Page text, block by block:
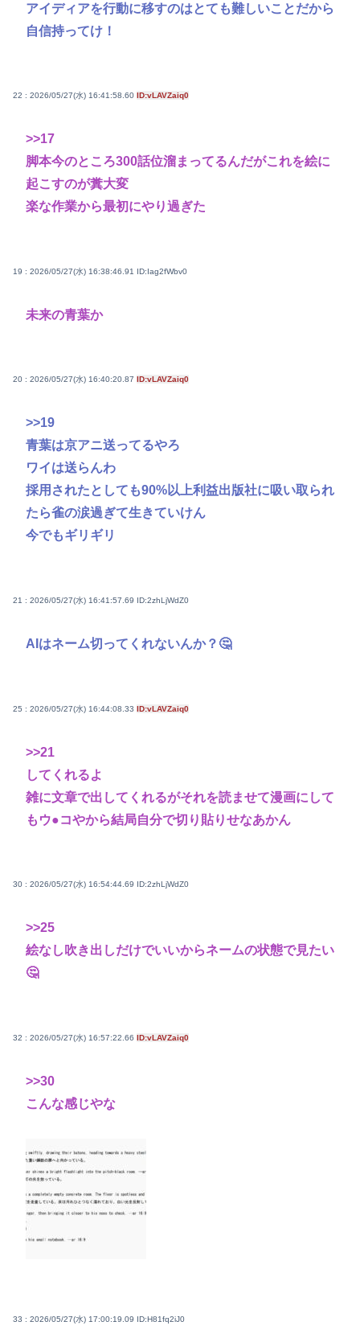
アイディアを行動に移すのはとても難しいことだから
自信持ってけ！
22 : 2026/05/27(水) 16:41:58.60 ID:vLAVZaiq0
>>17
脚本今のところ300話位溜まってるんだがこれを絵に
起こすのが糞大変
楽な作業から最初にやり過ぎた
19 : 2026/05/27(水) 16:38:46.91 ID:Iag2fWbv0
未来の青葉か
20 : 2026/05/27(水) 16:40:20.87 ID:vLAVZaiq0
>>19
青葉は京アニ送ってるやろ
ワイは送らんわ
採用されたとしても90%以上利益出版社に吸い取られ
たら雀の涙過ぎて生きていけん
今でもギリギリ
21 : 2026/05/27(水) 16:41:57.69 ID:2zhLjWdZ0
AIはネーム切ってくれないんか？🤔
25 : 2026/05/27(水) 16:44:08.33 ID:vLAVZaiq0
>>21
してくれるよ
雑に文章で出してくれるがそれを読ませて漫画にして
もウ●コやから結局自分で切り貼りせなあかん
30 : 2026/05/27(水) 16:54:44.69 ID:2zhLjWdZ0
>>25
絵なし吹き出しだけでいいからネームの状態で見たい
🤔
32 : 2026/05/27(水) 16:57:22.66 ID:vLAVZaiq0
>>30
こんな感じやな
33 : 2026/05/27(水) 17:00:19.09 ID:H81fq2iJ0